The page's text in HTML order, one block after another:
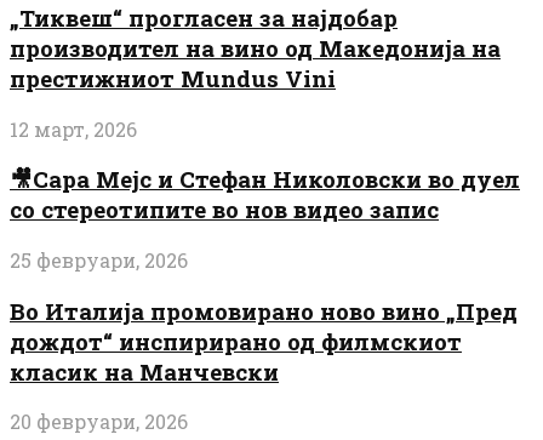
„Тиквеш“ прогласен за најдобар
производител на вино од Македонија на
престижниот Mundus Vini
12 март, 2026
🎥Сара Мејс и Стефан Николовски во дуел
со стереотипите во нов видео запис
25 февруари, 2026
Во Италија промовирано ново вино „Пред
дождот“ инспирирано од филмскиот
класик на Манчевски
20 февруари, 2026